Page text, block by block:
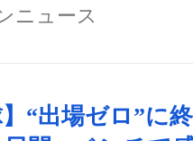
ニュース
】“出場ゼロ”に